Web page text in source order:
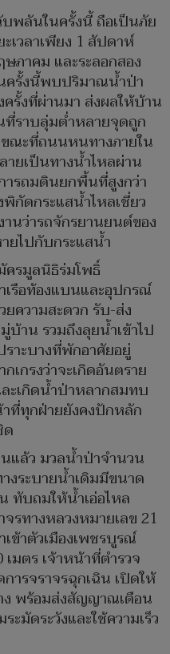
พลันในครั้งนี้ ถือเป็นภัย
เวลาเพียง 1 สัปดาห์
ภาคม และระลอกสอง
ครั้งนี้พบปริมาณน้ำป่า
รั้งที่ผ่านมา ส่งผลให้บ้าน
ที่ราบลุ่มต่ำหลายจุดถูก
ณะที่ถนนหนทางภายใน
ยเป็นทางน้ำไหลผ่าน
ารถมดินยกพื้นที่สูงกว่า
กัดกระแสน้ำไหลเชี่ยว
นว่ารถจักรยานยนต์ของ
ไปกับกระแสน้ำ
ครมูลนิธิร่มโพธิ์
รือท้องแบนและอุปกรณ์
ความสะดวก รับ-ส่ง
าน รวมถึงลุยน้ำเข้าไป
ราะบางที่พักอาศัยอยู่
เกรงว่าจะเกิดอันตราย
ะเกิดน้ำป่าหลากสมทบ
าที่ทุกฝ่ายยังคงปักหลัก
ด
แล้ว มวลน้ำป่าจำนวน
งระบายน้ำเดิมมีขนาด
ทับถมให้น้ำเอ่อไหล
รทางหลวงหมายเลข 21
ข้าตัวเมืองเพชรบูรณ์
มตร เจ้าหน้าที่ตำรวจ
ารจราจรฉุกเฉิน เปิดให้
ง พร้อมส่งสัญญาณเตือน
มัดระวังและใช้ความเร็ว